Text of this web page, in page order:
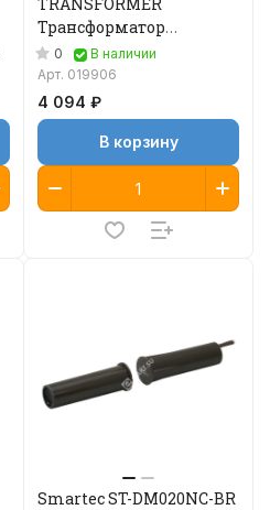
Трансформатор
электромеханического
замка
0
В наличии
Арт. 019906
4 094 ₽
В корзину
Smartec ST-DM020NC-BR